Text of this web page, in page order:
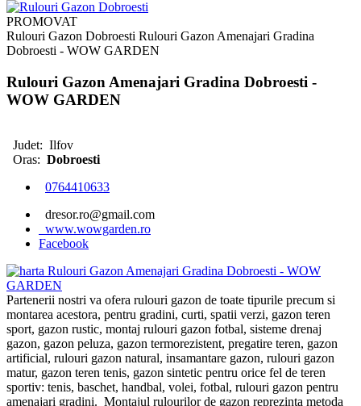
PROMOVAT
Rulouri Gazon Dobroesti Rulouri Gazon Amenajari Gradina
Dobroesti - WOW GARDEN
Rulouri Gazon Amenajari Gradina Dobroesti -
WOW GARDEN
Judet: Ilfov
Oras: Dobroesti
0764410633
dresor.ro@gmail.com
www.wowgarden.ro
Facebook
Partenerii nostri va ofera rulouri gazon de toate tipurile precum si
montarea acestora, pentru gradini, curti, spatii verzi, gazon teren
sport, gazon rustic, montaj rulouri gazon fotbal, sisteme drenaj
gazon, gazon peluza, gazon termorezistent, pregatire teren, gazon
artificial, rulouri gazon natural, insamantare gazon, rulouri gazon
matur, gazon teren tenis, gazon sintetic pentru orice fel de teren
sportiv: tenis, baschet, handbal, volei, fotbal, rulouri gazon pentru
amenajari gradini. Montajul rulourilor de gazon reprezinta metoda